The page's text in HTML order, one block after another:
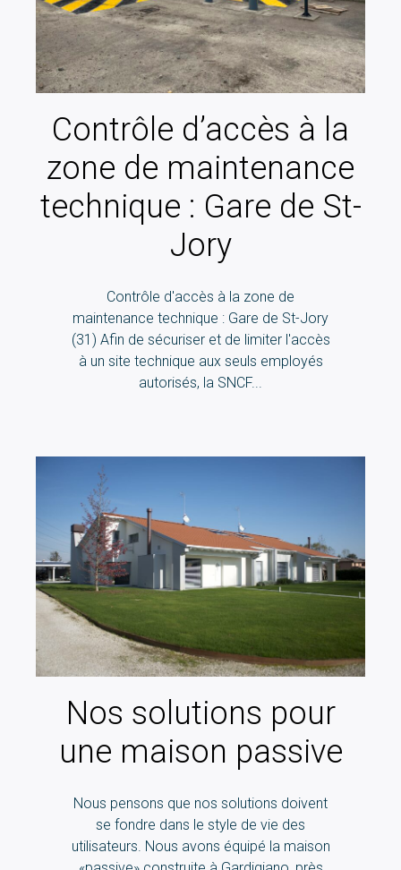
Contrôle d’accès à la
zone de maintenance
technique : Gare de St-
Jory
Contrôle d'accès à la zone de
maintenance technique : Gare de St-Jory
(31) Afin de sécuriser et de limiter l'accès
à un site technique aux seuls employés
autorisés, la SNCF...
Nos solutions pour
une maison passive
Nous pensons que nos solutions doivent
se fondre dans le style de vie des
utilisateurs. Nous avons équipé la maison